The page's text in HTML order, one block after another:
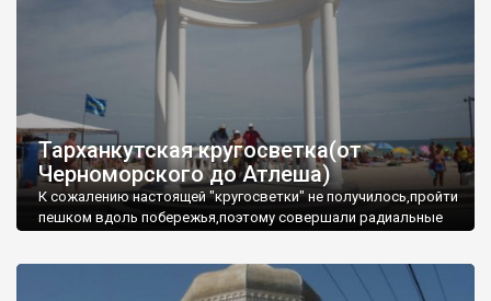
Тарханкутская кругосветка(от
Черноморского до Атлеша)
К сожалению настоящей "кругосветки" не получилось,пройти
пешком вдоль побережья,поэтому совершали радиальные